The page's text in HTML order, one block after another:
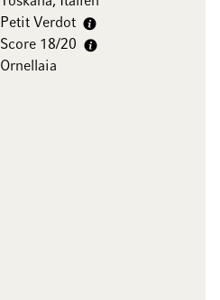
Petit Verdot
Score 18/20
Ornellaia